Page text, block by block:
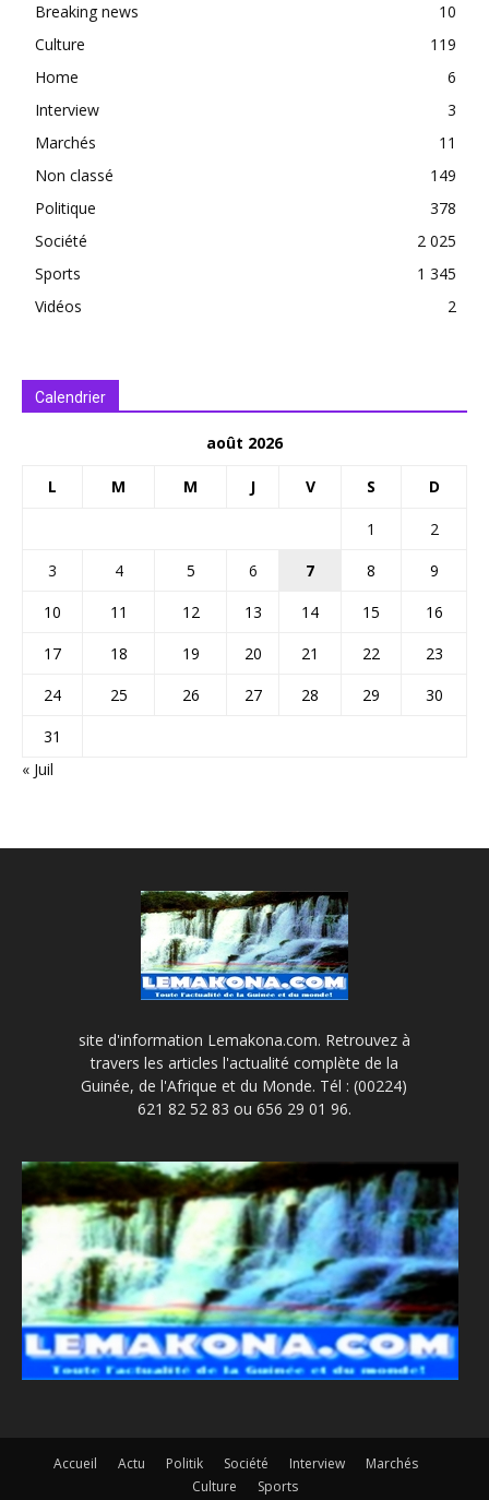
Breaking news
10
Culture
119
Home
6
Interview
3
Marchés
11
Non classé
149
Politique
378
Société
2 025
Sports
1 345
Vidéos
2
Calendrier
août 2026
L M M J V S D
1
2
3
4 5 6 7 8
9
10
11 12 13 14 15
16
17
18 19 20 21 22
23
24
25 26 27 28 29
30
31
« Juil
site d'information Lemakona.com. Retrouvez à
travers les articles l'actualité complète de la
Guinée, de l'Afrique et du Monde. Tél : (00224)
621 82 52 83 ou 656 29 01 96.
Accueil Actu Politik Société Interview
Marchés
Culture
Sports